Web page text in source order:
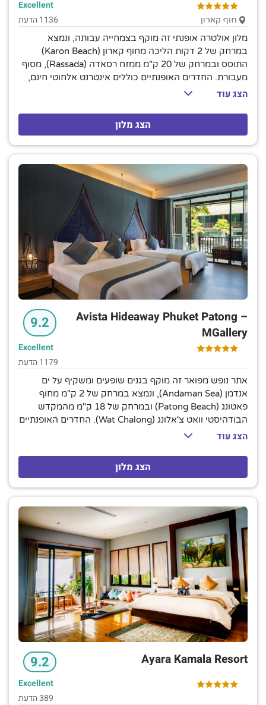
חוף קארון
Excellent
1136 הדעת
מלון אולטרה אופנתי זה מוקף בצמחייה עבותה, ונמצא
במרחק של 2 דקות הליכה מחוף קארון (Karon Beach)
התוסס ובמרחק של 20 ק"מ ממזח רסאדה (Rassada), מסוף
מעבורת. החדרים האופנתיים כוללים אינטרנט אלחוטי חינם,
מסכים שטוחים, מקררים קטנים, כספות ואמצעים להכנת תה
בר. מתקנים נוספים כוללים נוף לים, בריכות ואמבט עיסוי.
שירות חדרים מוצע 24 שעות ביממה.מזנון ארוחת הבוקר
מוגש במסעדה מסוגננת המציעה מנות פורטוגזיות וסיניות. יש
גם בית קפה. מתקנים אחרים כוללים בריכה חיצונית עם בר
שניתן לשחות אליו, כמו גם ספא המציע עיסוי תאילנדי.
הצג עוד
הצג מלון
Avista Hideaway Phuket Patong –
MGallery
9.2
Excellent
1179 הדעת
אתר נופש מפואר זה מוקף בגנים שופעים ומשקיף על ים
אנדמן (Andaman Sea), ונמצא במרחק של 2 ק"מ מחוף
פאטונג (Patong Beach) ובמרחק של 18 ק"מ מהמקדש
הבודהיסטי וואט צ'אלונג (Wat Chalong). החדרים האופנתיים
מעוצבים בסגנון תאילנדי עכשווי וכוללים מרפסות פרטיות,
עבודה. הם מציעים גם מיני מקררים / מיני בר, ותה ומכונות
קפה. החדרים המשודרגים מציעים מרחב מגורים נוסף, ואילו
הסוויטות כוללות אמבטי עיסוי בגינות פרטיות. חלק מהסוויטות
כוללות אזורים מגורים חיצוניים, מטבחים ו/או בריכות. מזנון
מסעדות ובר על הגג, בתוספת 3 בריכות חיצוניות עם ברים
שניתן לשחות אליהם. יש גם חדר כושר, ספא ומועדון ילדים.
הצג עוד
הצג מלון
Ayara Kamala Resort
9.2
Excellent
389 הדעת